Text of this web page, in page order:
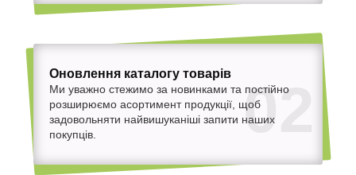
02
Оновлення каталогу товарів
Ми уважно стежимо за новинками та постійно
розширюємо асортимент продукції, щоб
задовольняти найвишуканіші запити наших
покупців.